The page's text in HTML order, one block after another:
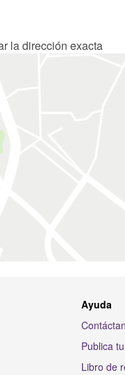
la dirección exacta
Ayuda
Publica
Libro de